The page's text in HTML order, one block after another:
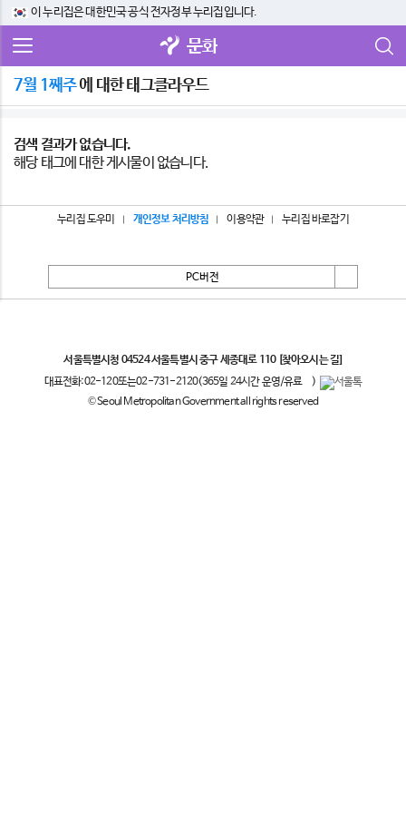
이 누리집은 대한민국 공식 전자정부 누리집입니다.
문화
7월 1째주에 대한 태그클라우드
검색 결과가 없습니다.
해당 태그에 대한 게시물이 없습니다.
누리집 도우미 개인정보 처리방침 이용약관 누리집 바로잡기
PC버전
서울특별시청 04524 서울특별시 중구 세종대로 110 [찾아오시는 길]
대표전화:02-120또는02-731-2120(365일 24시간 운영/유료
)
© Seoul Metropolitan Government all rights reserved